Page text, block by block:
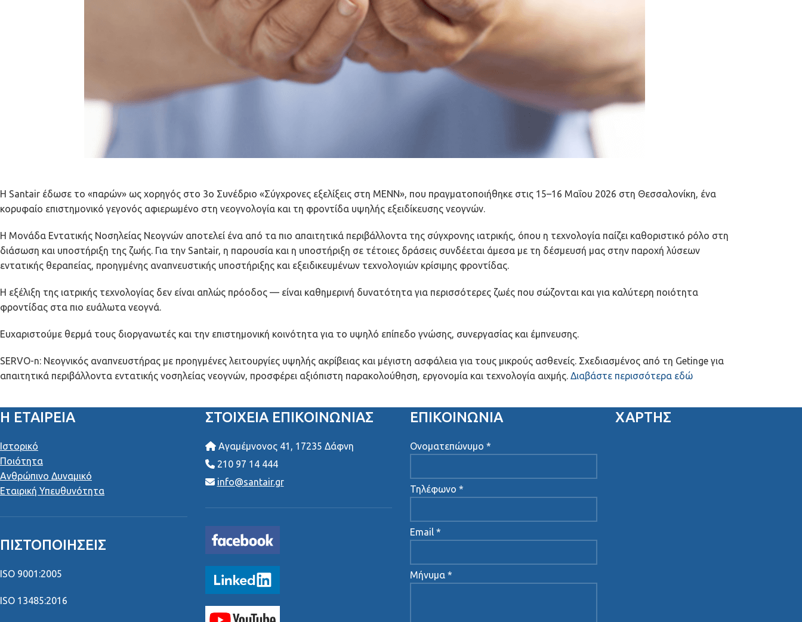
Η Santair έδωσε το «παρών» ως χορηγός στο 3ο Συνέδριο «Σύγχρονες εξελίξεις στη ΜΕΝΝ», που πραγματοποιήθηκε στις 15–16 Μαΐου 2026 στη Θεσσαλονίκη, ένα
κορυφαίο επιστημονικό γεγονός αφιερωμένο στη νεογνολογία και τη φροντίδα υψηλής εξειδίκευσης νεογνών.
Η Μονάδα Εντατικής Νοσηλείας Νεογνών αποτελεί ένα από τα πιο απαιτητικά περιβάλλοντα της σύγχρονης ιατρικής, όπου η τεχνολογία παίζει καθοριστικό ρόλο στη
διάσωση και υποστήριξη της ζωής. Για την Santair, η παρουσία και η υποστήριξη σε τέτοιες δράσεις συνδέεται άμεσα με τη δέσμευσή μας στην παροχή λύσεων
εντατικής θεραπείας, προηγμένης αναπνευστικής υποστήριξης και εξειδικευμένων τεχνολογιών κρίσιμης φροντίδας.
Η εξέλιξη της ιατρικής τεχνολογίας δεν είναι απλώς πρόοδος — είναι καθημερινή δυνατότητα για περισσότερες ζωές που σώζονται και για καλύτερη ποιότητα
φροντίδας στα πιο ευάλωτα νεογνά.
Ευχαριστούμε θερμά τους διοργανωτές και την επιστημονική κοινότητα για το υψηλό επίπεδο γνώσης, συνεργασίας και έμπνευσης.
SERVO-n: Νεογνικός αναπνευστήρας με προηγμένες λειτουργίες υψηλής ακρίβειας και μέγιστη ασφάλεια για τους μικρούς ασθενείς. Σχεδιασμένος από τη Getinge για
απαιτητικά περιβάλλοντα εντατικής νοσηλείας νεογνών, προσφέρει αξιόπιστη παρακολούθηση, εργονομία και τεχνολογία αιχμής. Διαβάστε περισσότερα εδώ
Η ΕΤΑΙΡΕΙΑ
Ιστορικό
Ποιότητα
Ανθρώπινο Δυναμικό
Εταιρική Υπευθυνότητα
ΠΙΣΤΟΠΟΙΉΣΕΙΣ
ISO 9001:2005
ISO 13485:2016
ΣΤΟΙΧΕΊΑ ΕΠΙΚΟΙΝΩΝΊΑΣ
Αγαμέμνονος 41, 17235 Δάφνη
210 97 14 444
info@santair.gr
ΕΠΙΚΟΙΝΩΝΙΑ
Ονοματεπώνυμο *
Τηλέφωνο *
Email *
Μήνυμα *
ΧΑΡΤΗΣ